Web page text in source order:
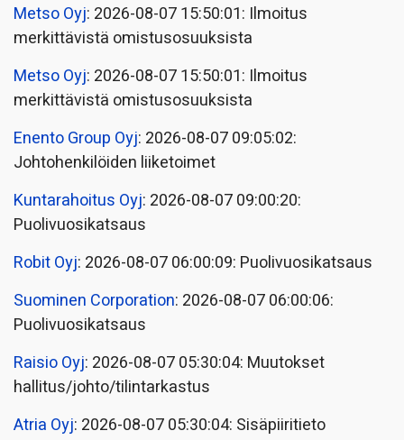
Metso Oyj: 2026-08-07 15:50:01: Ilmoitus
merkittävistä omistusosuuksista
Metso Oyj: 2026-08-07 15:50:01: Ilmoitus
merkittävistä omistusosuuksista
Enento Group Oyj: 2026-08-07 09:05:02:
Johtohenkilöiden liiketoimet
Kuntarahoitus Oyj: 2026-08-07 09:00:20:
Puolivuosikatsaus
Robit Oyj: 2026-08-07 06:00:09: Puolivuosikatsaus
Suominen Corporation: 2026-08-07 06:00:06:
Puolivuosikatsaus
Raisio Oyj: 2026-08-07 05:30:04: Muutokset
hallitus/johto/tilintarkastus
Atria Oyj: 2026-08-07 05:30:04: Sisäpiiritieto